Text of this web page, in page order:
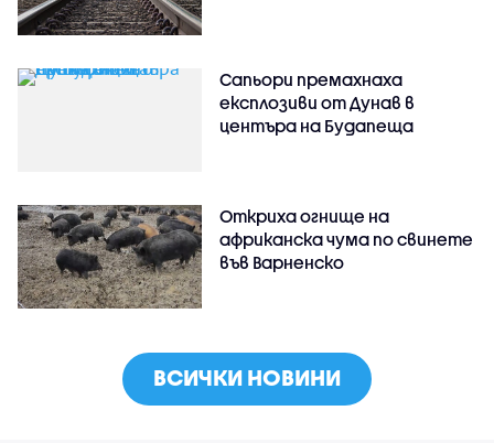
Сапьори премахнаха
експлозиви от Дунав в
центъра на Будапеща
Откриха огнище на
африканска чума по свинете
във Варненско
ВСИЧКИ НОВИНИ